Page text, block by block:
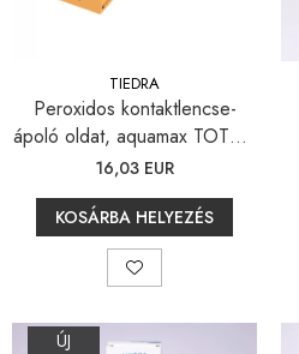
Kontaktlencse csomagok
Szférikus lencsék
Tórikus lencsék
Multifokális lencsék
LENZBOX+
Csomag szférikus lencsékkel
LenzCare®
TIEDRA
Peroxidos kontaktlencse-
ápoló oldat, aquamax TOTAL,
360 ml
16,03 EUR
KOSÁRBA HELYEZÉS
ÚJ